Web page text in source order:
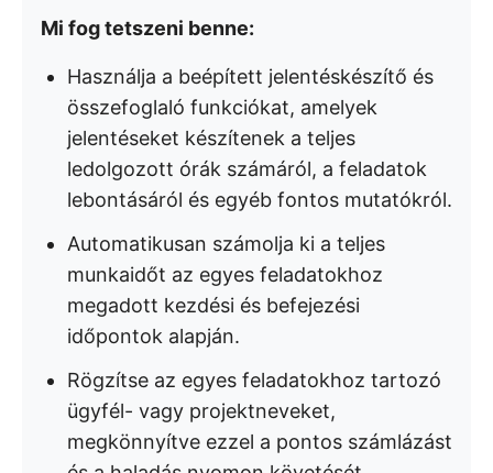
Mi fog tetszeni benne:
Használja a beépített jelentéskészítő és
összefoglaló funkciókat, amelyek
jelentéseket készítenek a teljes
ledolgozott órák számáról, a feladatok
lebontásáról és egyéb fontos mutatókról.
Automatikusan számolja ki a teljes
munkaidőt az egyes feladatokhoz
megadott kezdési és befejezési
időpontok alapján.
Rögzítse az egyes feladatokhoz tartozó
ügyfél- vagy projektneveket,
megkönnyítve ezzel a pontos számlázást